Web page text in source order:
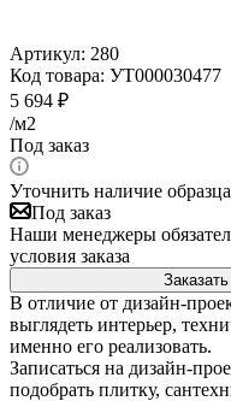
Артикул: 280
Код товара: УТ000030477
5 694 ₽
/м2
Под заказ
Уточнить наличие
Под заказ
Наши менеджеры
условия заказа
В отличие от дизайн-
выглядеть интерьер,
именно его реализовать.
Записаться на дизайн-
подобрать плитку,